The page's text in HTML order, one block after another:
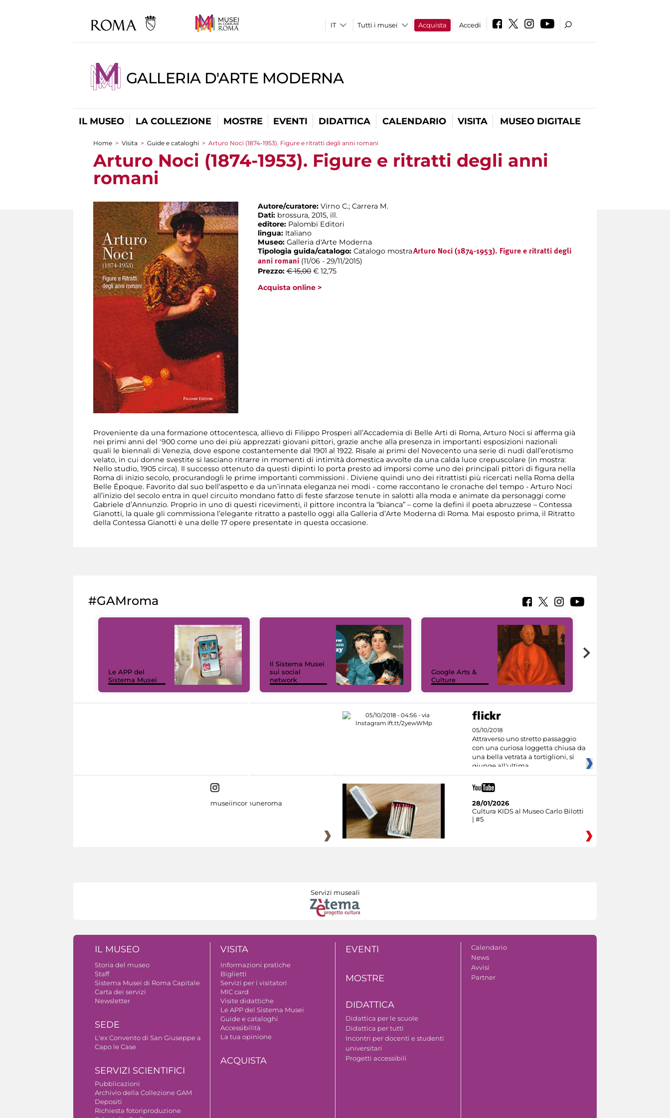
Tutti i musei Acquista Accedi
GALLERIA D'ARTE MODERNA
IL MUSEO LA COLLEZIONE MOSTRE EVENTI DIDATTICA CALENDARIO VISITA MUSEO DIGITALE
Tu sei qui
Home > Visita > Guide e cataloghi > Arturo Noci (1874-1953). Figure e ritratti degli anni romani
Arturo Noci (1874-1953). Figure e ritratti degli anni
romani
Autore/curatore: Virno C.; Carrera M.
Dati: brossura, 2015, ill.
editore: Palombi Editori
lingua: Italiano
Museo: Galleria d'Arte Moderna
Tipologia guida/catalogo: Catalogo mostraArturo Noci (1874-1953). Figure e ritratti degli
anni romani (11/06 - 29/11/2015)
Prezzo:€ 15,00 € 12,75
Acquista online >
Proveniente da una formazione ottocentesca, allievo di Filippo Prosperi all’Accademia di Belle Arti di Roma, Arturo Noci si afferma già
nei primi anni del '900 come uno dei più apprezzati giovani pittori, grazie anche alla presenza in importanti esposizioni nazionali
quali le biennali di Venezia, dove espone costantemente dal 1901 al 1922. Risale ai primi del Novecento una serie di nudi dall’erotismo
velato, in cui donne svestite si lasciano ritrarre in momenti di intimità domestica avvolte da una calda luce crepuscolare (in mostra:
Nello studio, 1905 circa). Il successo ottenuto da questi dipinti lo porta presto ad imporsi come uno dei principali pittori di figura nella
Roma di inizio secolo, procurandogli le prime importanti commissioni . Diviene quindi uno dei ritrattisti più ricercati nella Roma della
Belle Époque. Favorito dal suo bell’aspetto e da un’innata eleganza nei modi - come raccontano le cronache del tempo - Arturo Noci
all’inizio del secolo entra in quel circuito mondano fatto di feste sfarzose tenute in salotti alla moda e animate da personaggi come
Gabriele d’Annunzio. Proprio in uno di questi ricevimenti, il pittore incontra la “bianca” – come la definì il poeta abruzzese – Contessa
Gianotti, la quale gli commissiona l’elegante ritratto a pastello oggi alla Galleria d’Arte Moderna di Roma. Mai esposto prima, il Ritratto
della Contessa Gianotti è una delle 17 opere presentate in questa occasione.
#GAMroma
Le APP del
Sistema Musei
Il Sistema Musei
sui social
network
Google Arts &
Culture
05/10/2018
Attraverso uno stretto passaggio
con una curiosa loggetta chiusa da
una bella vetrata a tortiglioni, si
giunge all'ultima
museiincomuneroma
28/01/2026
Cultura KIDS al Museo Carlo Bilotti
| #5
Servizi museali
IL MUSEO
Storia del museo
Staff
Sistema Musei di Roma Capitale
Carta dei servizi
Newsletter
SEDE
L'ex Convento di San Giuseppe a
Capo le Case
SERVIZI SCIENTIFICI
Pubblicazioni
Archivio della Collezione GAM
Depositi
Richiesta fotoriproduzione
VISITA
Informazioni pratiche
Biglietti
Servizi per i visitatori
MIC card
Visite didattiche
Le APP del Sistema Musei
Guide e cataloghi
Accessibilità
La tua opinione
ACQUISTA
EVENTI
MOSTRE
DIDATTICA
Didattica per le scuole
Didattica per tutti
Incontri per docenti e studenti
universitari
Progetti accessibili
Calendario
News
Avvisi
Partner